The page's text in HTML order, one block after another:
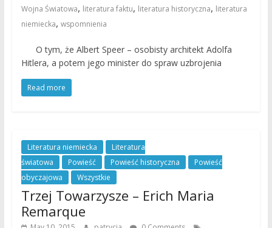
Wojna Światowa, literatura faktu, literatura historyczna, literatura
niemiecka, wspomnienia
O tym, że Albert Speer – osobisty architekt Adolfa
Hitlera, a potem jego minister do spraw uzbrojenia
Read more
Literatura niemiecka
Literatura
światowa
Powieść Powieść historyczna
Powieść
obyczajowa
Wszystkie
Trzej Towarzysze – Erich Maria
Remarque